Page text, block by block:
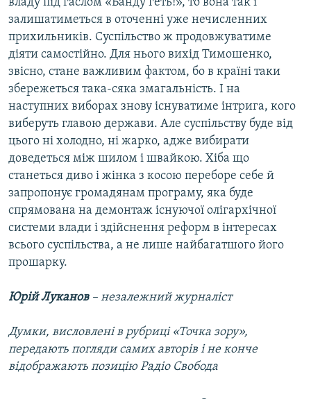
владу під гаслом «Банду геть!», то вона так і
залишатиметься в оточенні уже нечисленних
прихильників. Суспільство ж продовжуватиме
діяти самостійно. Для нього вихід Тимошенко,
звісно, стане важливим фактом, бо в країні таки
збережеться така-сяка змагальність. І на
наступних виборах знову існуватиме інтрига, кого
виберуть главою держави. Але суспільству буде від
цього ні холодно, ні жарко, адже вибирати
доведеться між шилом і швайкою. Хіба що
станеться диво і жінка з косою переборе себе й
запропонує громадянам програму, яка буде
спрямована на демонтаж існуючої олігархічної
системи влади і здійснення реформ в інтересах
всього суспільства, а не лише найбагатшого його
прошарку.
Юрій Луканов– незалежний журналіст
Думки, висловлені в рубриці «Точка зору»,
передають погляди самих авторів і не конче
відображають позицію Радіо Свобода